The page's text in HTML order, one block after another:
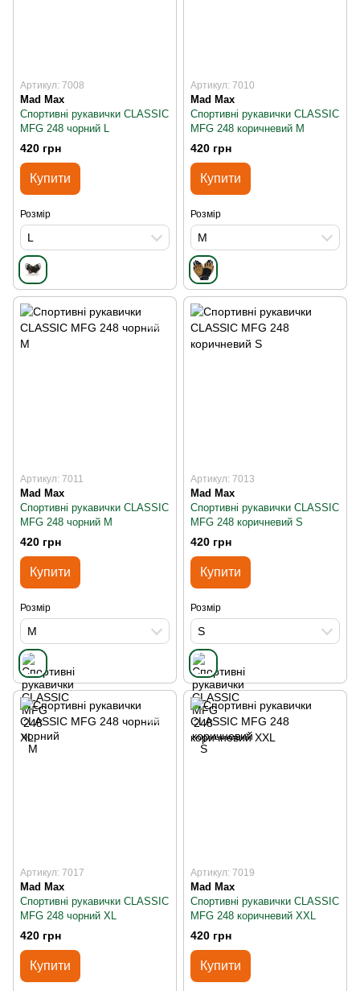
Артикул: 7008
Mad Max
Спортивні рукавички CLASSIC
MFG 248 чорний L
420 грн
Купити
Розмір
L
Артикул: 7010
Mad Max
Спортивні рукавички CLASSIC
MFG 248 коричневий M
420 грн
Купити
Розмір
M
Артикул: 7011
Mad Max
Спортивні рукавички CLASSIC
MFG 248 чорний M
420 грн
Купити
Розмір
M
Артикул: 7013
Mad Max
Спортивні рукавички CLASSIC
MFG 248 коричневий S
420 грн
Купити
Розмір
S
Артикул: 7017
Mad Max
Спортивні рукавички CLASSIC
MFG 248 чорний XL
420 грн
Купити
Артикул: 7019
Mad Max
Спортивні рукавички CLASSIC
MFG 248 коричневий XXL
420 грн
Купити